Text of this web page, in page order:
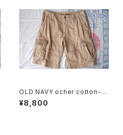
OLD NAVY ocher cotton-t
will cargo Shorts
¥8,800